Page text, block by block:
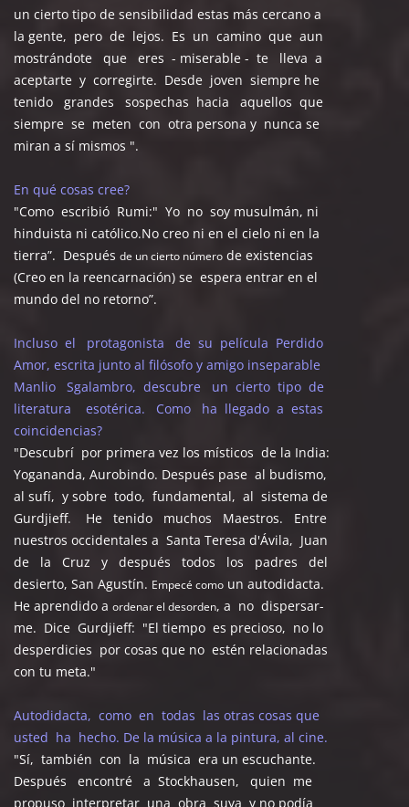
un cierto tipo de sensibilidad estas más cercano a
la gente, pero de lejos. Es un camino que aun
mostrándote que eres - miserable - te lleva a
aceptarte y corregirte. Desde joven siempre he
tenido grandes sospechas hacia aquellos que
siempre se meten con otra persona y nunca se
miran a sí mismos ".
En qué cosas cree?
"Como escribió Rumi:" Yo no soy musulmán, ni
hinduista ni católico.No creo ni en el cielo ni en la
tierra”. Después de un cierto número de existencias
(Creo en la reencarnación) se espera entrar en el
mundo del no retorno”.
Incluso el protagonista de su película Perdido
Amor, escrita junto al filósofo y amigo inseparable
Manlio Sgalambro, descubre un cierto tipo de
literatura esotérica. Como ha llegado a estas
coincidencias?
"Descubrí por primera vez los místicos de la India:
Yogananda, Aurobindo. Después pase al budismo,
al sufí, y sobre todo, fundamental, al sistema de
Gurdjieff. He tenido muchos Maestros. Entre
nuestros occidentales a Santa Teresa d'Ávila, Juan
de la Cruz y después todos los padres del
desierto, San Agustín. Empecé como un autodidacta.
He aprendido a ordenar el desorden, a no dispersar-
me. Dice Gurdjieff: "El tiempo es precioso, no lo
desperdicies por cosas que no estén relacionadas
con tu meta."
Autodidacta, como en todas las otras cosas que
usted ha hecho. De la música a la pintura, al cine.
"Sí, también con la música era un escuchante.
Después encontré a Stockhausen, quien me
propuso interpretar una obra suya y no podía